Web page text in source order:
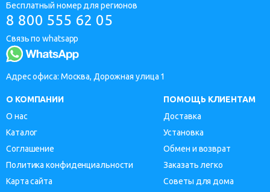
Бесплатный номер для регионов
8 800 555 62 05
Связь по whatsapp
Адрес офиса: Москва, Дорожная улица 1
О КОМПАНИИ
О нас
Каталог
Соглашение
Политика конфиденциальности
Карта сайта
ПОМОЩЬ КЛИЕНТАМ
Доставка
Установка
Обмен и возврат
Заказать легко
Советы для дома